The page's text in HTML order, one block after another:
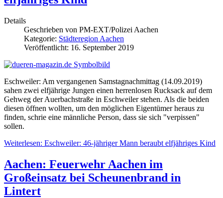
Details
Geschrieben von PM-EXT/Polizei Aachen
Kategorie: Städteregion Aachen
Veröffentlicht: 16. September 2019
Eschweiler: Am vergangenen Samstagnachmittag (14.09.2019)
sahen zwei elfjährige Jungen einen herrenlosen Rucksack auf dem
Gehweg der Auerbachstraße in Eschweiler stehen. Als die beiden
diesen öffnen wollten, um den möglichen Eigentümer heraus zu
finden, schrie eine männliche Person, dass sie sich "verpissen"
sollen.
Weiterlesen: Eschweiler: 46-jähriger Mann beraubt elfjähriges Kind
Aachen: Feuerwehr Aachen im
Großeinsatz bei Scheunenbrand in
Lintert